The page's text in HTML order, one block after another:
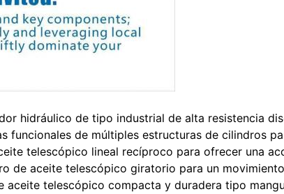
hidráulico de tipo industrial de alta resistencia
funcionales de múltiples estructuras de cilindros
telescópico lineal recíproco para ofrecer una
de aceite telescópico giratorio para un
telescópico compacta y duradera tipo